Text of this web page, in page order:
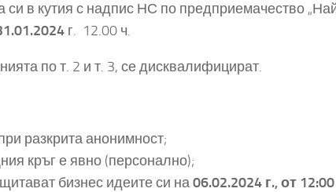
си в кутия с надпис НС по предприемачество
г. 12.00 ч.
по т. 2 и т. 3, се дисквалифицират.
разкрита анонимност;
кръг е явно (персонално);
бизнес идеите си на06.02.2024 г., от